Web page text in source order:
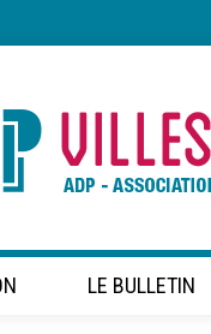
LE BULLETIN